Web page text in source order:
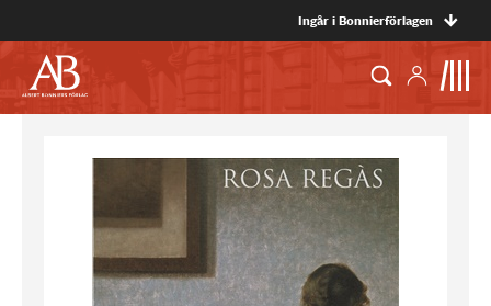
Ingår i Bonnierförlagen